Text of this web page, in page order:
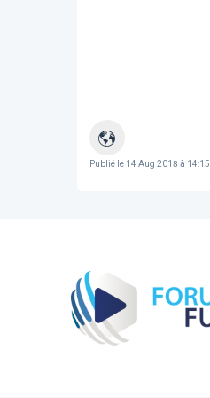
Publié le14 Aug 2018 à 14:15